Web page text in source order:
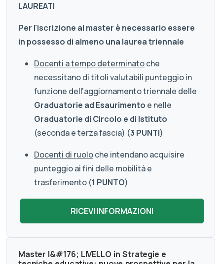
LAUREATI
Per l'iscrizione al master è necessario essere
in possesso di almeno una laurea triennale
Docenti a tempo determinatoche
necessitano di titoli valutabili punteggio in
funzione dell'aggiornamento triennale delle
Graduatorie ad Esaurimento e nelle
Graduatorie di Circolo e di Istituto
(seconda e terza fascia) (3 PUNTI)
Docenti di ruoloche intendano acquisire
punteggio ai fini delle mobilità e
trasferimento (1 PUNTO)
Master I&#176; LIVELLO in Strategie e